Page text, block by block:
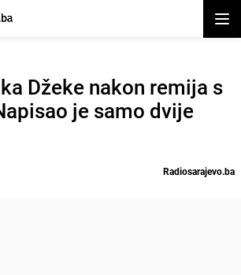
Džeke nakon remija s
je samo dvije
Radiosarajevo.ba